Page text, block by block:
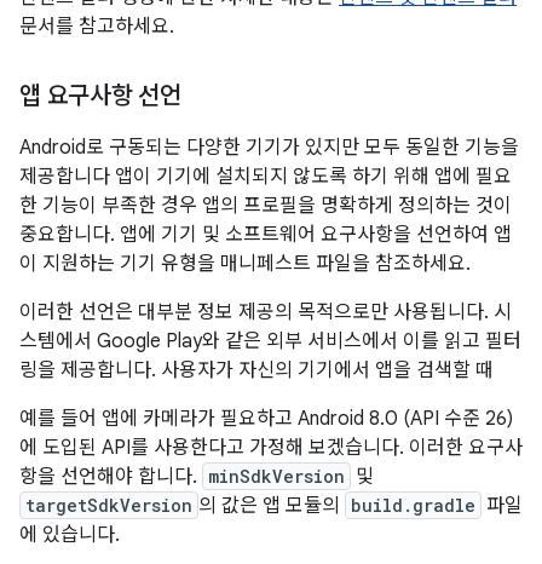
문서를 참고하세요.
앱 요구사항 선언
Android로 구동되는 다양한 기기가 있지만 모두 동일한 기능을
제공합니다 앱이 기기에 설치되지 않도록 하기 위해 앱에 필요
한 기능이 부족한 경우 앱의 프로필을 명확하게 정의하는 것이
중요합니다. 앱에 기기 및 소프트웨어 요구사항을 선언하여 앱
이 지원하는 기기 유형을 매니페스트 파일을 참조하세요.
이러한 선언은 대부분 정보 제공의 목적으로만 사용됩니다. 시
스템에서 Google Play와 같은 외부 서비스에서 이를 읽고 필터
링을 제공합니다. 사용자가 자신의 기기에서 앱을 검색할 때
예를 들어 앱에 카메라가 필요하고 Android 8.0 (API 수준 26)
에 도입된 API를 사용한다고 가정해 보겠습니다. 이러한 요구사
항을 선언해야 합니다. minSdkVersion 및
targetSdkVersion 의 값은 앱 모듈의 build.gradle 파일
에 있습니다.